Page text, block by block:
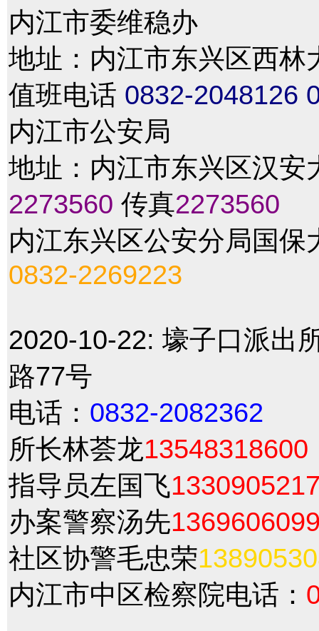
内江市委维稳办
地址：内江市东兴区西林
值班电话 0832-2048126
内江市公安局
地址：内江市东兴区汉
2273560 传真2273560
内江东兴区公安分局国保
0832-2269223
2020-10-22: 壕子口派出
路77号
电话： 0832-2082362
所长林荟龙13548318600
指导员左国飞
办案警察汤先
社区协警毛忠荣
内江市中区检察院电话：